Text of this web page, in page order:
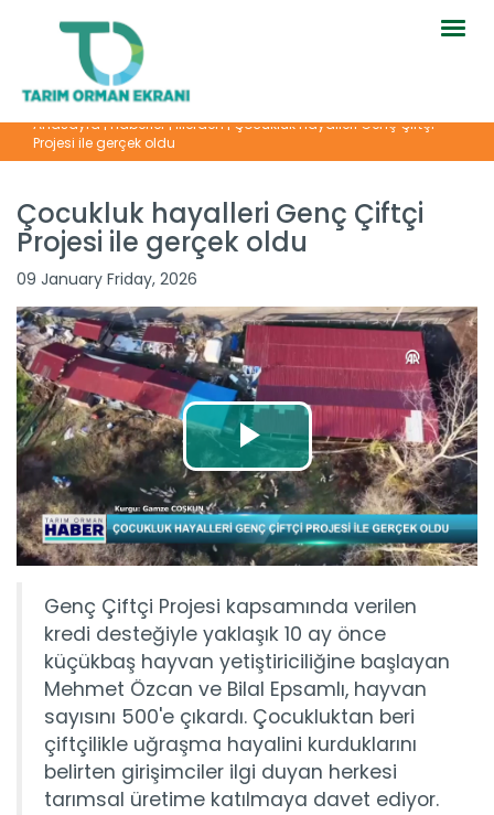
Anasayfa|Haberler|İllerden|Çocukluk hayalleri Genç Çiftçi
Projesi ile gerçek oldu
Çocukluk hayalleri Genç Çiftçi
Projesi ile gerçek oldu
09 January Friday, 2026
Genç Çiftçi Projesi kapsamında verilen
kredi desteğiyle yaklaşık 10 ay önce
küçükbaş hayvan yetiştiriciliğine başlayan
Mehmet Özcan ve Bilal Epsamlı, hayvan
sayısını 500'e çıkardı. Çocukluktan beri
çiftçilikle uğraşma hayalini kurduklarını
belirten girişimciler ilgi duyan herkesi
tarımsal üretime katılmaya davet ediyor.